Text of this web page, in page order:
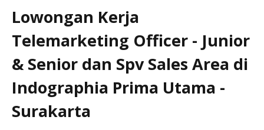
Lowongan Kerja
Telemarketing Officer - Junior
& Senior dan Spv Sales Area di
Indographia Prima Utama -
Surakarta